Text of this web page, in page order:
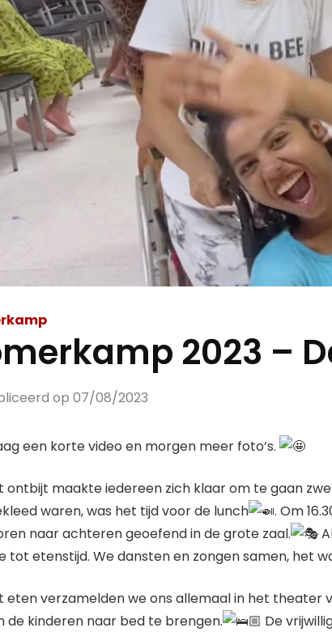
2023 –
op 07/08/2023
een korte video en morgen meer foto’s.
ontbijt maakte iedereen zich klaar om te gaan
waren, was het tijd voor de lunch
. Om
naar achteren geoefend in de grote zaal.
tot etenstijd. We dansten en zongen samen, het
eten verzamelden we ons allemaal in het theater
de kinderen naar bed te brengen.
De